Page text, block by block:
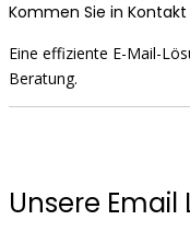
Kommen Sie in
Eine effiziente E-Mail-
Beratung.
Unsere Email